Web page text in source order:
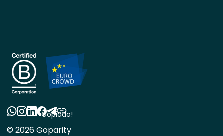
© 2026 Goparity
Copiado!